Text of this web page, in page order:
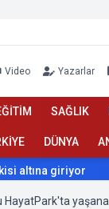
Video Yazarlar
SAĞLIK
DÜNYA
Kültür
HayatPark'ta